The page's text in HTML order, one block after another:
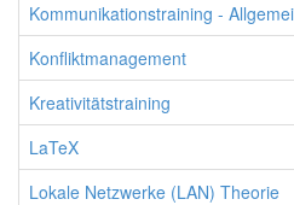
Kommunikationstraining -
Konfliktmanagement
Kreativitätstraining
LaTeX
Lokale Netzwerke (LAN) Theorie